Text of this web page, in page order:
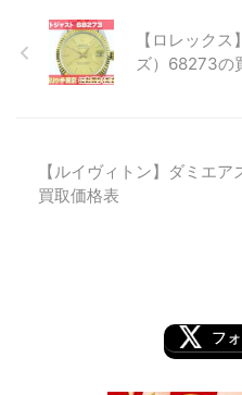
【ロレック
ズ）68273の
【ルイヴィトン】ダミエ
買取価格表
フ